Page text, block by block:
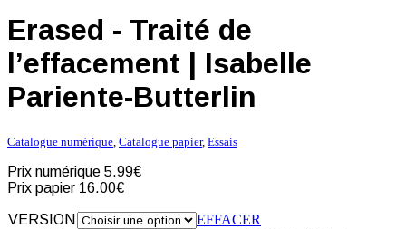
Erased - Traité de
l’effacement | Isabelle
Pariente-Butterlin
Catalogue numérique, Catalogue papier, Essais
Prix numérique 5.99€
Prix papier 16.00€
VERSION
EFFACER